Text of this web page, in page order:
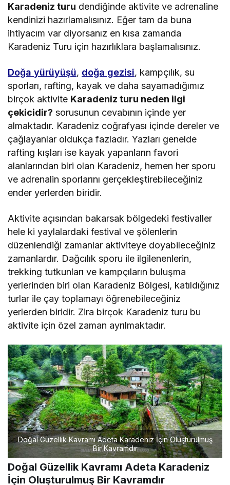
Karadeniz turu dendiğinde aktivite ve adrenaline
kendinizi hazırlamalısınız. Eğer tam da buna
ihtiyacım var diyorsanız en kısa zamanda
Karadeniz Turu için hazırlıklara başlamalısınız.
Doğa yürüyüşü, doğa gezisi, kampçılık, su
sporları, rafting, kayak ve daha sayamadığımız
birçok aktivite Karadeniz turu neden ilgi
çekicidir? sorusunun cevabının içinde yer
almaktadır. Karadeniz coğrafyası içinde dereler ve
çağlayanlar oldukça fazladır. Yazları genelde
rafting kışları ise kayak yapanların favori
alanlarından biri olan Karadeniz, hemen her sporu
ve adrenalin sporlarını gerçekleştirebileceğiniz
ender yerlerden biridir.
Aktivite açısından bakarsak bölgedeki festivaller
hele ki yaylalardaki festival ve şölenlerin
düzenlendiği zamanlar aktiviteye doyabileceğiniz
zamanlardır. Dağcılık sporu ile ilgilenenlerin,
trekking tutkunları ve kampçıların buluşma
yerlerinden biri olan Karadeniz Bölgesi, katıldığınız
turlar ile çay toplamayı öğrenebileceğiniz
yerlerden biridir. Zira birçok Karadeniz turu bu
aktivite için özel zaman ayrılmaktadır.
Doğal Güzellik Kavramı Adeta Karadeniz İçin Oluşturulmuş
Bir Kavramdır
Doğal Güzellik Kavramı Adeta Karadeniz
İçin Oluşturulmuş Bir Kavramdır